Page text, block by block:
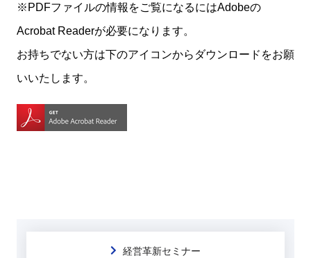
※PDFファイルの情報をご覧になるにはAdobeの
Acrobat Readerが必要になります。
お持ちでない方は下のアイコンからダウンロードをお願
いいたします。
経営革新セミナー